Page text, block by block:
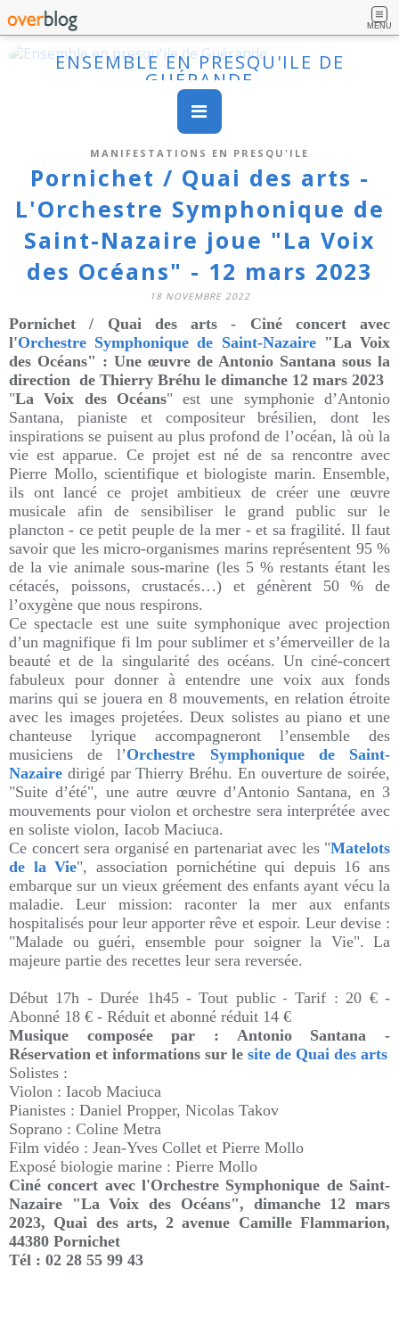
MENU
ENSEMBLE EN PRESQU'ILE DE
GUÉRANDE
MANIFESTATIONS EN PRESQU'ILE
Pornichet / Quai des arts -
L'Orchestre Symphonique de
Saint-Nazaire joue "La Voix
des Océans" - 12 mars 2023
18 NOVEMBRE 2022
Pornichet / Quai des arts - Ciné concert avec
l'Orchestre Symphonique de Saint-Nazaire"La Voix
des Océans" : Une œuvre de Antonio Santana sous la
direction de Thierry Bréhu le dimanche 12 mars 2023
"La Voix des Océans" est une symphonie d’Antonio
Santana, pianiste et compositeur brésilien, dont les
inspirations se puisent au plus profond de l’océan, là où la
vie est apparue. Ce projet est né de sa rencontre avec
Pierre Mollo, scientifique et biologiste marin. Ensemble,
ils ont lancé ce projet ambitieux de créer une œuvre
musicale afin de sensibiliser le grand public sur le
plancton - ce petit peuple de la mer - et sa fragilité. Il faut
savoir que les micro-organismes marins représentent 95 %
de la vie animale sous-marine (les 5 % restants étant les
cétacés, poissons, crustacés…) et génèrent 50 % de
l’oxygène que nous respirons.
Ce spectacle est une suite symphonique avec projection
d’un magnifique fi lm pour sublimer et s’émerveiller de la
beauté et de la singularité des océans. Un ciné-concert
fabuleux pour donner à entendre une voix aux fonds
marins qui se jouera en 8 mouvements, en relation étroite
avec les images projetées. Deux solistes au piano et une
chanteuse lyrique accompagneront l’ensemble des
musiciens de l’Orchestre Symphonique de Saint-
Nazaire dirigé par Thierry Bréhu. En ouverture de soirée,
"Suite d’été", une autre œuvre d’Antonio Santana, en 3
mouvements pour violon et orchestre sera interprétée avec
en soliste violon, Iacob Maciuca.
Ce concert sera organisé en partenariat avec les "Matelots
de la Vie", association pornichétine qui depuis 16 ans
embarque sur un vieux gréement des enfants ayant vécu la
maladie. Leur mission: raconter la mer aux enfants
hospitalisés pour leur apporter rêve et espoir. Leur devise :
"Malade ou guéri, ensemble pour soigner la Vie". La
majeure partie des recettes leur sera reversée.
Début 17h - Durée 1h45 - Tout public- Tarif : 20 € -
Abonné 18 € - Réduit et abonné réduit 14 €
Musique composée par : Antonio Santana -
Réservation et informations sur le site de Quai des arts
Solistes :
Violon : Iacob Maciuca
Pianistes : Daniel Propper, Nicolas Takov
Soprano : Coline Metra
Film vidéo : Jean-Yves Collet et Pierre Mollo
Exposé biologie marine : Pierre Mollo
Ciné concert avec l'Orchestre Symphonique de Saint-
Nazaire "La Voix des Océans", dimanche 12 mars
2023, Quai des arts, 2 avenue Camille Flammarion,
44380 Pornichet
Tél : 02 28 55 99 43